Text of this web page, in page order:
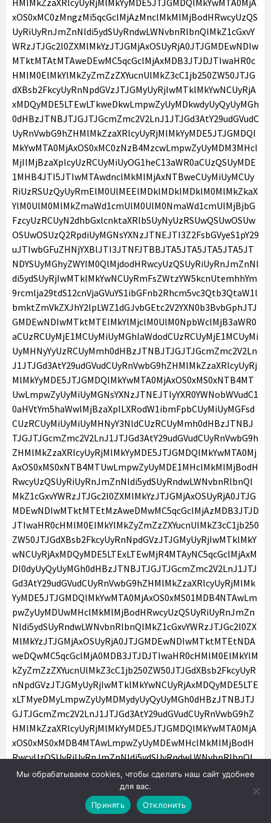
Мы обрабатываем cookies, чтобы сделать наш сайт удобнее
для вас.
Принять
Отклонить